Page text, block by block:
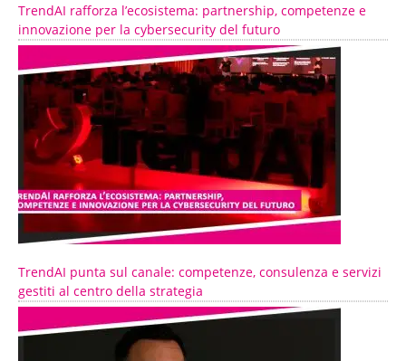
TrendAI rafforza l’ecosistema: partnership, competenze e
innovazione per la cybersecurity del futuro
TrendAI punta sul canale: competenze, consulenza e servizi
gestiti al centro della strategia